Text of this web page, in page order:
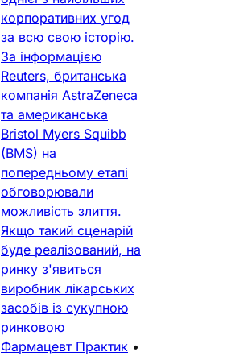
корпоративних угод
за всю свою історію.
За інформацією
Reuters, британська
компанія AstraZeneca
та американська
Bristol Myers Squibb
(BMS) на
попередньому етапі
обговорювали
можливість злиття.
Якщо такий сценарій
буде реалізований, на
ринку з'явиться
виробник лікарських
засобів із сукупною
ринковою
Фармацевт Практик •